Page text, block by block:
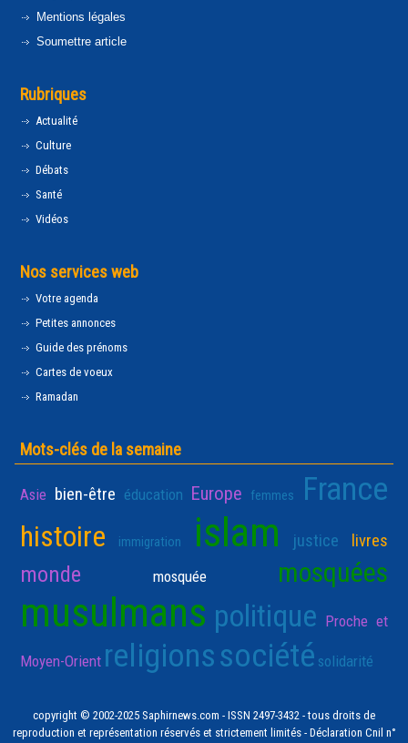
Mentions légales
Soumettre article
Rubriques
Actualité
Culture
Débats
Santé
Vidéos
Nos services web
Votre agenda
Petites annonces
Guide des prénoms
Cartes de voeux
Ramadan
Mots-clés de la semaine
Asie bien-être éducation Europe femmes France
histoire immigration islam justice livres
monde mosquée mosquées
musulmans politique Proche et
Moyen-Orient religionssociété solidarité
copyright © 2002-2025 Saphirnews.com - ISSN 2497-3432 - tous droits de
reproduction et représentation réservés et strictement limités - Déclaration Cnil n°